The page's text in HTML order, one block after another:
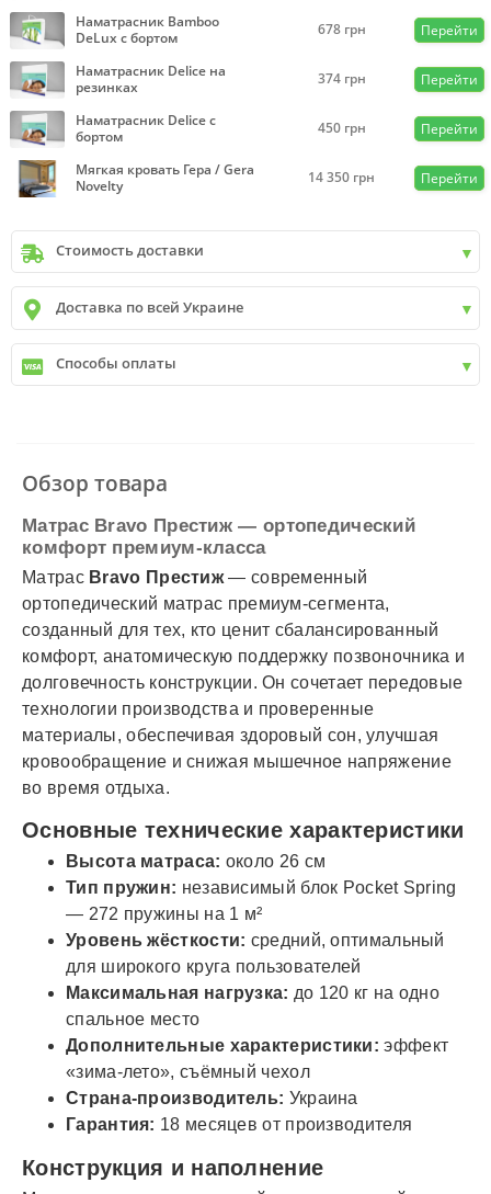
Наматрасник Bamboo
DeLux с бортом
678 грн Перейти
Наматрасник Delice на
резинках
374 грн Перейти
Наматрасник Delice с
бортом
450 грн Перейти
Мягкая кровать Гера / Gera
Novelty
14 350 грн Перейти
Стоимость доставки
Киевдо9999 грн. -400 грн.
Киевот9999 грн - БЕСПЛАТНО
Киев пригород +30 грн\км
Доставка по всей Украине
✓Новая почта
✓Деливери
✓Автолюкс
Способы оплаты
✓ Подробнее
Обзор товара
Матрас Bravo Престиж — ортопедический
комфорт премиум-класса
Матрас Bravo Престиж— современный
ортопедический матрас премиум-сегмента,
созданный для тех, кто ценит сбалансированный
комфорт, анатомическую поддержку позвоночника и
долговечность конструкции. Он сочетает передовые
технологии производства и проверенные
материалы, обеспечивая здоровый сон, улучшая
кровообращение и снижая мышечное напряжение
во время отдыха.
Основные технические характеристики
Высота матраса: около 26 см
Тип пружин: независимый блок Pocket Spring
— 272 пружины на 1 м²
Уровень жёсткости: средний, оптимальный
для широкого круга пользователей
Максимальная нагрузка: до 120 кг на одно
спальное место
Дополнительные характеристики: эффект
«зима-лето», съёмный чехол
Страна-производитель: Украина
Гарантия: 18 месяцев от производителя
Конструкция и наполнение